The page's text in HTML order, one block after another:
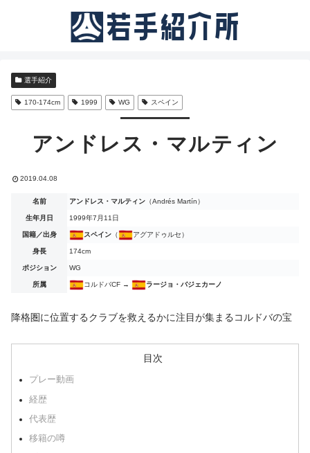
選手紹介
170-174cm 1999 WG スペイン
アンドレス・マルティン
2019.04.08
名前 アンドレス・マルティン （Andrés Martín）
生年月日 1999年7月11日
国籍／出身 スペイン （ アグアドゥルセ）
身長 174cm
ポジション WG
所属 コルドバCF → ラージョ・バジェカーノ
降格圏に位置するクラブを救えるかに注目が集まるコルドバの宝
目次
プレー動画
経歴
代表歴
移籍の噂